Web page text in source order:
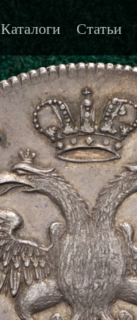
Каталоги Статьи